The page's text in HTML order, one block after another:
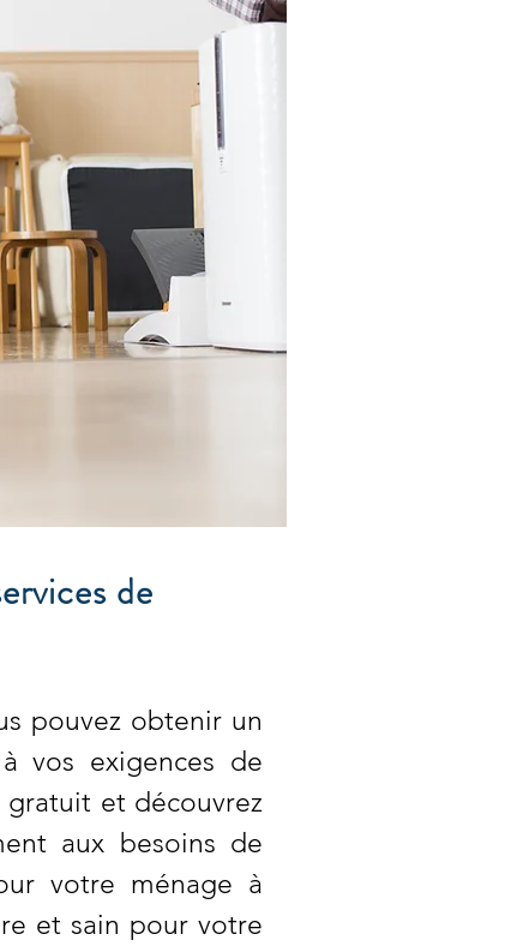
de
pouvez obtenir un
vos exigences de
et découvrez
aux besoins de
votre ménage à
et sain pour votre